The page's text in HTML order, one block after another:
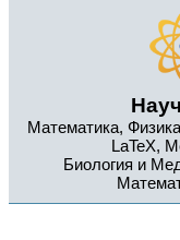
Математика,
LaTeX,
Биология и